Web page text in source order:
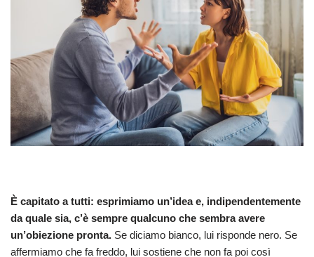
È capitato a tutti: esprimiamo un’idea e, indipendentemente
da quale sia, c’è sempre qualcuno che sembra avere
un’obiezione pronta. Se diciamo bianco, lui risponde nero. Se
affermiamo che fa freddo, lui sostiene che non fa poi così